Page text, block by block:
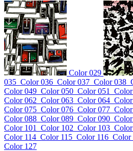
Color 029
035 Color 036 Color 037 Color 038
Color 049 Color 050 Color 051
Color 062 Color 063 Color 064
Color 075 Color 076 Color 077
Color 088 Color 089 Color 090 Color
Color 101
Color 102 Color 103
Color 114 Color 115 Color 116 Color
Color 127